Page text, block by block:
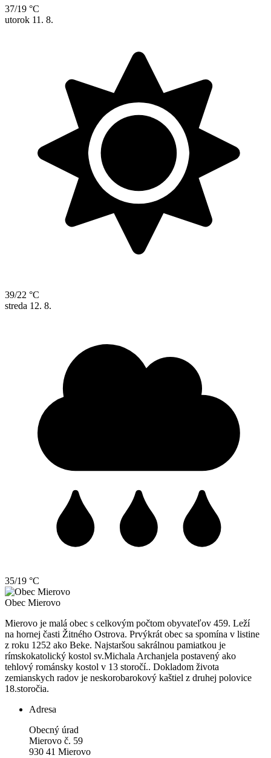
37/19 °C
utorok 11. 8.
39/22 °C
streda 12. 8.
35/19 °C
Obec Mierovo
Mierovo je malá obec s celkovým počtom obyvateľov 459. Leží
na hornej časti Žitného Ostrova. Prvýkrát obec sa spomína v listine
z roku 1252 ako Beke. Najstaršou sakrálnou pamiatkou je
rímskokatolický kostol sv.Michala Archanjela postavený ako
tehlový románsky kostol v 13 storočí.. Dokladom života
zemianskych radov je neskorobarokový kaštiel z druhej polovice
18.storočia.
Adresa
Obecný úrad
Mierovo č. 59
930 41 Mierovo